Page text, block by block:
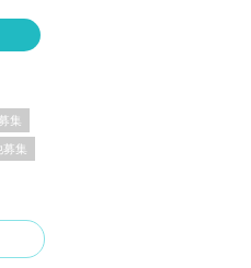
集
募集